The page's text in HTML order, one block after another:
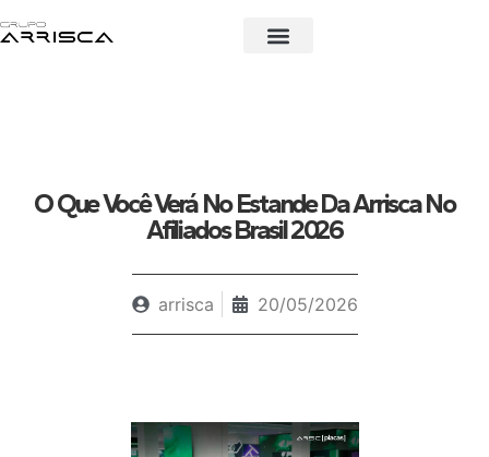
O Que Você Verá No Estande Da Arrisca No
Afiliados Brasil 2026
arrisca 20/05/2026